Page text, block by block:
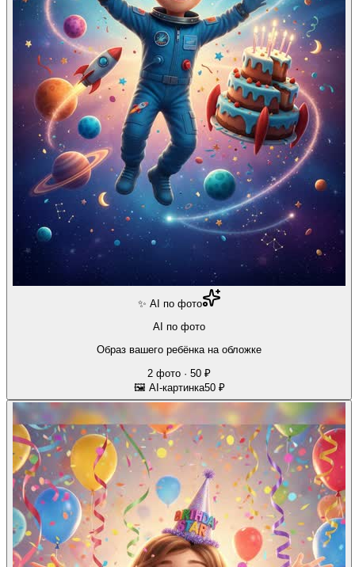
✨ AI по фото
AI по фото
Образ вашего ребёнка на обложке
2 фото · 50 ₽
🖼 AI-картинка50 ₽